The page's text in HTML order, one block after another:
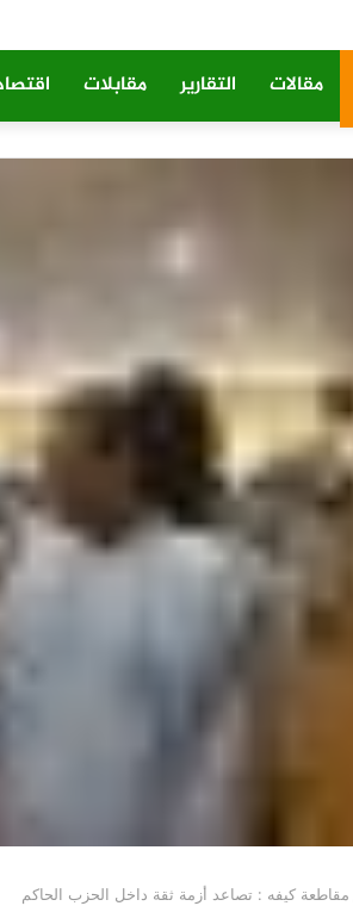
مقالات التقارير مقابلات
مقاطعة كيفه : تصاعد أزمة ثقة داخل الحزب الحاكم